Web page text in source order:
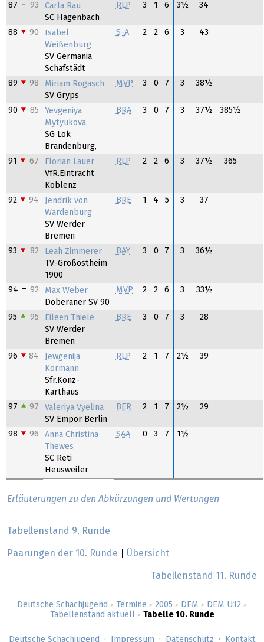
Deutsche Schachjugend > Termine > 2005 > DEM > DEM U12 >
Tabellenstand aktuell > Tabelle 10. Runde
87 93
Carla Rau
SC Hagenbach
RLP 3 1 6 3½ 34
88 90
Isabel
Weißenburg
SV Germania
Schafstädt
S-A 2 2 6 3 43
89 98
Miriam Rogasch
SV Gryps
MVP 3 0 7 3 38½
90 85
Yevgeniya
Mytyukova
SG Lok
Brandenburg,
BRA 3 0 7 3 37½ 385½
91 67
Florian Lauer
VfR.Eintracht
Koblenz
RLP 2 2 6 3 37½ 365
92 94
Jendrik von
Wardenburg
SV Werder
Bremen
BRE 1 4 5 3 37
93 82
Leah Zimmerer
TV-Großostheim
1900
BAY 3 0 7 3 36½
94 92
Max Weber
Doberaner SV 90
MVP 2 2 6 3 33½
95 95
Eileen Thiele
SV Werder
Bremen
BRE 3 0 7 3 28
96 84
Jewgenija
Kormann
Sfr.Konz-
Karthaus
RLP 2 1 7 2½ 39
97 97
Valeriya Vyelina
SV Empor Berlin
BER 2 1 7 2½ 29
98 96
Anna Christina
Thewes
SC Reti
Heusweiler
SAA 0 3 7 1½
Erläuterungen zu den Abkürzungen und Wertungen
Tabellenstand 9. Runde
Paarungen der 10. Runde Übersicht
Tabellenstand 11. Runde
Deutsche Schachjugend Impressum Datenschutz Kontakt